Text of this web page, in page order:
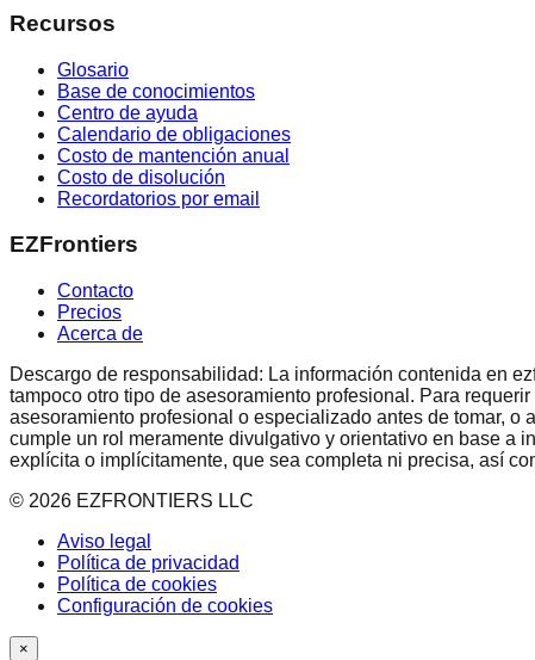
Recursos
Glosario
Base de conocimientos
Centro de ayuda
Calendario de obligaciones
Costo de mantención anual
Costo de disolución
Recordatorios por email
EZFrontiers
Contacto
Precios
Acerca de
Descargo de responsabilidad: La información contenida en
tampoco otro tipo de asesoramiento profesional. Para
asesoramiento profesional o especializado antes de tomar,
cumple un rol meramente divulgativo y orientativo en base a
explícita o implícitamente, que sea completa ni precisa, así
© 2026 EZFRONTIERS LLC
Aviso legal
Política de privacidad
Política de cookies
Configuración de cookies
×